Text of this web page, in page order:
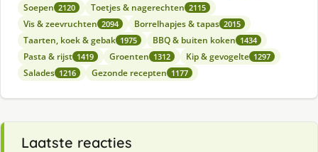
Soepen 2120 Toetjes & nagerechten 2115
Vis & zeevruchten 2094 Borrelhapjes & tapas 2015
Taarten, koek & gebak 1975 BBQ & buiten koken 1434
Pasta & rijst 1419 Groenten 1312 Kip & gevogelte 1297
Salades 1216 Gezonde recepten 1177
Laatste reacties